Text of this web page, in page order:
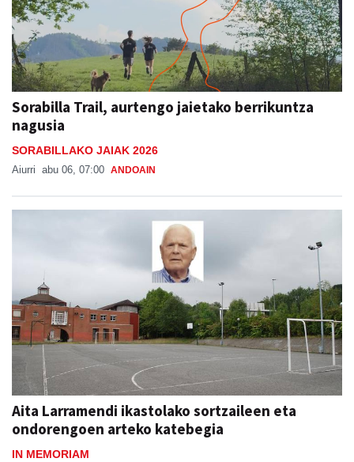
Sorabilla Trail, aurtengo jaietako berrikuntza
nagusia
SORABILLAKO JAIAK 2026
Aiurri abu 06, 07:00 ANDOAIN
Aita Larramendi ikastolako sortzaileen eta
ondorengoen arteko katebegia
IN MEMORIAM